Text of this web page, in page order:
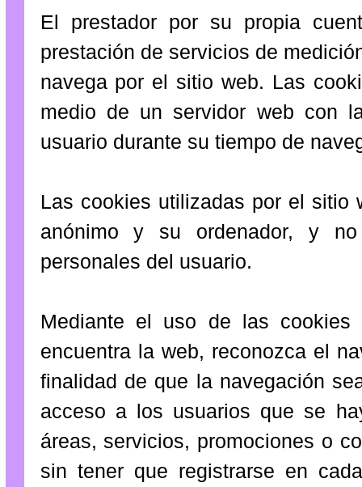
El prestador por su propia
prestación de servicios de
navega por el sitio web. Las
medio de un servidor web con
usuario durante su tiempo de
Las cookies utilizadas por el sitio
anónimo y su ordenador, y
personales del usuario.
Mediante el uso de las
encuentra la web, reconozca el
finalidad de que la navegación
acceso a los usuarios que se
áreas, servicios, promociones o
sin tener que registrarse en